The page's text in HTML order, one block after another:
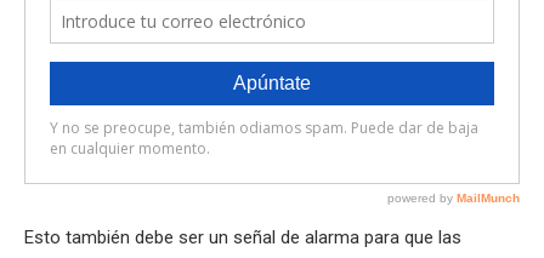
Esto también debe ser un señal de alarma para que las